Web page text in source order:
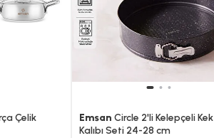
Çelik
Emsan Circle 2'li Kelepçeli Kek
Kalıbı Seti 24-28 cm